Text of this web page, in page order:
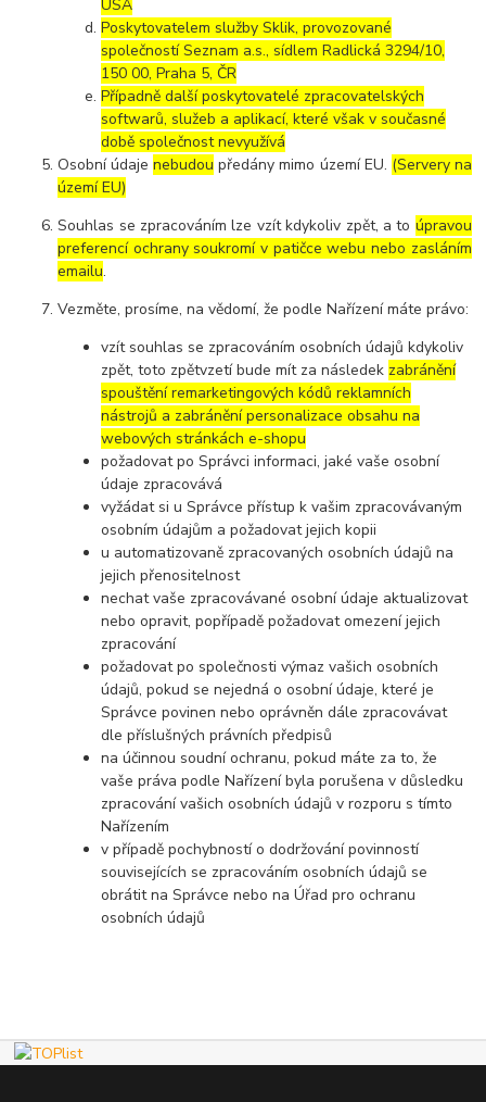
USA
Poskytovatelem služby Sklik, provozované
společností Seznam a.s., sídlem Radlická 3294/10,
150 00, Praha 5, ČR
Případně další poskytovatelé zpracovatelských
softwarů, služeb a aplikací, které však v současné
době společnost nevyužívá
Osobní údajenebudou předány mimo území EU. (Servery na
území EU)
Souhlas se zpracováním lze vzít kdykoliv zpět, a to úpravou
preferencí ochrany soukromí v patičce webu nebo zasláním
emailu.
Vezměte, prosíme, na vědomí, že podle Nařízení máte právo:
vzít souhlas se zpracováním osobních údajů kdykoliv
zpět, toto zpětvzetí bude mít za následek zabránění
spouštění remarketingových kódů reklamních
nástrojů a zabránění personalizace obsahu na
webových stránkách e-shopu
požadovat po Správci informaci, jaké vaše osobní
údaje zpracovává
vyžádat si u Správce přístup k vašim zpracovávaným
osobním údajům a požadovat jejich kopii
u automatizovaně zpracovaných osobních údajů na
jejich přenositelnost
nechat vaše zpracovávané osobní údaje aktualizovat
nebo opravit, popřípadě požadovat omezení jejich
zpracování
požadovat po společnosti výmaz vašich osobních
údajů, pokud se nejedná o osobní údaje, které je
Správce povinen nebo oprávněn dále zpracovávat
dle příslušných právních předpisů
na účinnou soudní ochranu, pokud máte za to, že
vaše práva podle Nařízení byla porušena v důsledku
zpracování vašich osobních údajů v rozporu s tímto
Nařízením
v případě pochybností o dodržování povinností
souvisejících se zpracováním osobních údajů se
obrátit na Správce nebo na Úřad pro ochranu
osobních údajů